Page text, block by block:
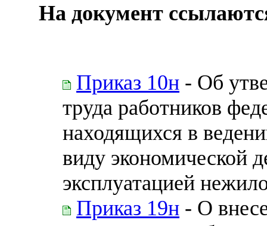
На документ
Приказ 10н - Об
труда работников
находящихся в
виду экономической
эксплуатацией
Приказ 19н - О